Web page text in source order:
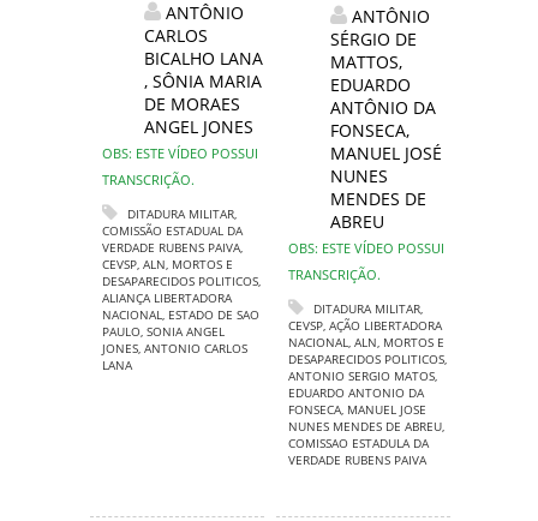
ANTÔNIO
CARLOS
BICALHO LANA
, SÔNIA MARIA
DE MORAES
ANGEL JONES
OBS: ESTE VÍDEO POSSUI
TRANSCRIÇÃO.
DITADURA MILITAR,
COMISSÃO ESTADUAL DA
VERDADE RUBENS PAIVA,
CEVSP, ALN, MORTOS E
DESAPARECIDOS POLITICOS,
ALIANÇA LIBERTADORA
NACIONAL, ESTADO DE SAO
PAULO, SONIA ANGEL
JONES, ANTONIO CARLOS
LANA
ANTÔNIO
SÉRGIO DE
MATTOS,
EDUARDO
ANTÔNIO DA
FONSECA,
MANUEL JOSÉ
NUNES
MENDES DE
ABREU
OBS: ESTE VÍDEO POSSUI
TRANSCRIÇÃO.
DITADURA MILITAR,
CEVSP, AÇÃO LIBERTADORA
NACIONAL, ALN, MORTOS E
DESAPARECIDOS POLITICOS,
ANTONIO SERGIO MATOS,
EDUARDO ANTONIO DA
FONSECA, MANUEL JOSE
NUNES MENDES DE ABREU,
COMISSAO ESTADULA DA
VERDADE RUBENS PAIVA